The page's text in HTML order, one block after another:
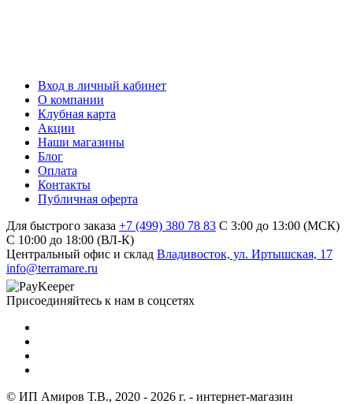
Вход в личный кабинет
О компании
Клубная карта
Акции
Наши магазины
Блог
Оплата
Контакты
Публичная оферта
Для быстрого заказа +7 (499) 380 78 83 С 3:00 до 13:00 (МСК)
C 10:00 до 18:00 (ВЛ-К)
Центральный офис и склад Владивосток, ул. Иртышская, 17
info@terramare.ru
Присоединяйтесь к нам в соцсетях
© ИП Амиров Т.В., 2020 - 2026 г. - интернет-магазин